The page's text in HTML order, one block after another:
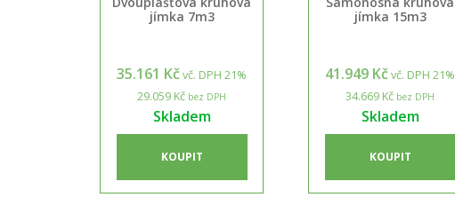
jímka 7m3
35.161 Kčvč. DPH 21%
29.059 Kč bez DPH
Skladem
KOUPIT
jímka 15m3
41.949 Kčvč. DPH 21%
34.669 Kč bez DPH
Skladem
KOUPIT